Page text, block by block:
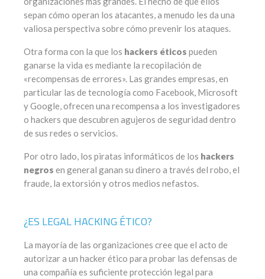
sepan cómo operan los atacantes, a menudo les da una
valiosa perspectiva sobre cómo prevenir los ataques.
Otra forma con la que los hackers éticos pueden
ganarse la vida es mediante la recopilación de
«recompensas de errores». Las grandes empresas, en
particular las de tecnología como Facebook, Microsoft
y Google, ofrecen una recompensa a los investigadores
o hackers que descubren agujeros de seguridad dentro
de sus redes o servicios.
Por otro lado, los piratas informáticos de los hackers
negros en general ganan su dinero a través del robo, el
fraude, la extorsión y otros medios nefastos.
¿ES LEGAL HACKING ÉTICO?
La mayoría de las organizaciones cree que el acto de
autorizar a un hacker ético para probar las defensas de
una compañía es suficiente protección legal para